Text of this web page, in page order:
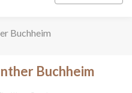
Buchheim
Buchheim